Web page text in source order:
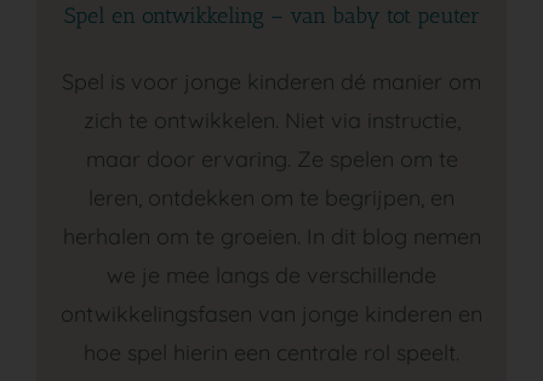
Spel en ontwikkeling – van baby tot peuter
Spel is voor jonge kinderen dé manier om
zich te ontwikkelen. Niet via instructie,
maar door ervaring. Ze spelen om te
leren, ontdekken om te begrijpen, en
herhalen om te groeien. In dit blog nemen
we je mee langs de verschillende
ontwikkelingsfasen van jonge kinderen en
hoe spel hierin een centrale rol speelt.